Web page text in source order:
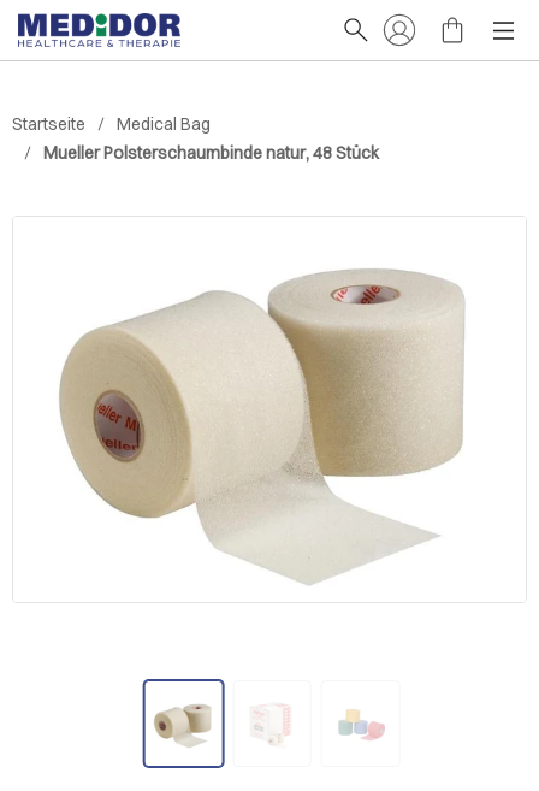
Startseite
Medical Bag
Mueller Polsterschaumbinde natur, 48 Stück